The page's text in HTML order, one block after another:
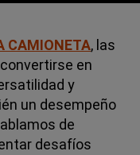
CAMIONETA, las
en
y
un desempeño
de
desafíos